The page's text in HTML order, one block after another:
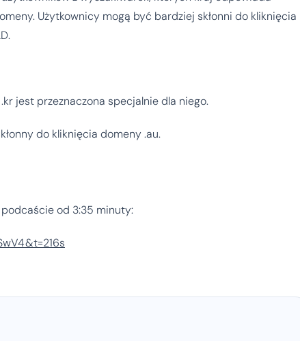
Użytkownicy mogą być bardziej skłonni do kliknięcia
jest przeznaczona specjalnie dla niego.
do kliknięcia domeny .au.
podcaście od 3:35 minuty: